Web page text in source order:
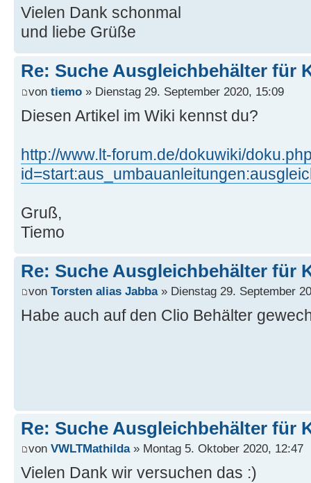
Vielen Dank schonmal
und liebe Grüße
Re: Suche Ausgleichbehälter für
von tiemo » Dienstag 29. September 2020, 15:09
Diesen Artikel im Wiki kennst du?
http://www.lt-forum.de/dokuwiki/
Gruß,
Tiemo
Re: Suche Ausgleichbehälter für
von Torsten alias Jabba» Dienstag 29. September
Habe auch auf den Clio Behälter
Re: Suche Ausgleichbehälter für
von VWLTMathilda» Montag 5. Oktober 2020, 12:47
Vielen Dank wir versuchen das :)